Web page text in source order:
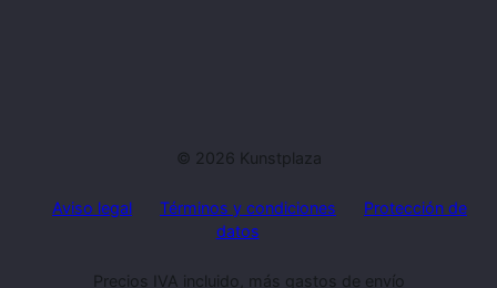
© 2026 Kunstplaza
Aviso legal Términos y condiciones
Protección de
datos
Precios IVA incluido, más gastos de envío